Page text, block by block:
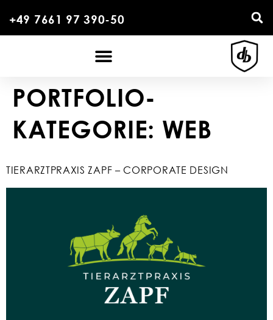
+49 7661 97 390-50
PORTFOLIO-
KATEGORIE: WEB
TIERARZTPRAXIS ZAPF – CORPORATE DESIGN